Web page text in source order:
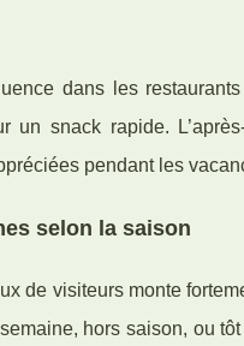
dans les
un snack rapide.
pendant les
selon la saison
de visiteurs monte
hors saison, ou